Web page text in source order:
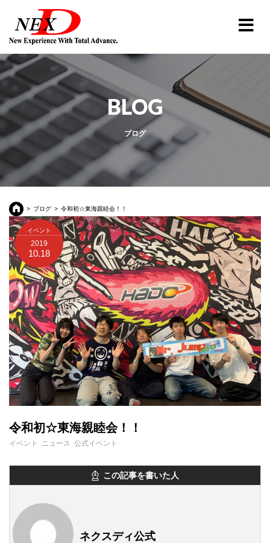
BLOG
ブログ
ブログ 令和初☆東海親睦会！！
イベント
2019
10.18
令和初☆東海親睦会！！
イベント ニュース 公式イベント
この記事を書いた人
ネクスディ公式